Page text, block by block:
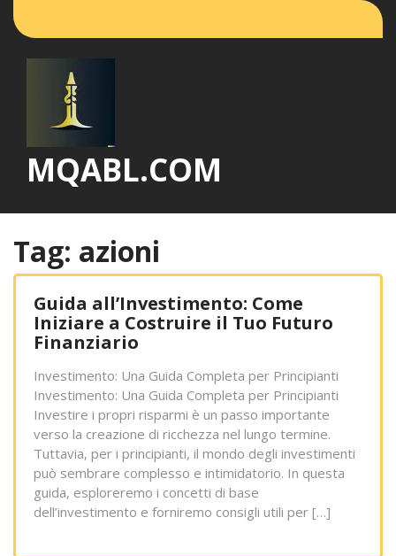
MQABL.COM
Tag: azioni
Guida all’Investimento: Come
Iniziare a Costruire il Tuo Futuro
Finanziario
Investimento: Una Guida Completa per Principianti
Investimento: Una Guida Completa per Principianti
Investire i propri risparmi è un passo importante
verso la creazione di ricchezza nel lungo termine.
Tuttavia, per i principianti, il mondo degli investimenti
può sembrare complesso e intimidatorio. In questa
guida, esploreremo i concetti di base
dell’investimento e forniremo consigli utili per […]